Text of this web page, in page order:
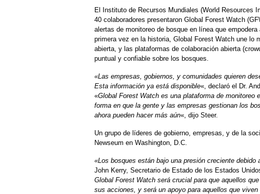
El Instituto de Recursos Mundiales (World Resources
40 colaboradores presentaron Global Forest Watch
alertas de monitoreo de bosque en línea que
primera vez en la historia, Global Forest Watch une
abierta, y las plataformas de colaboración abierta
puntual y confiable sobre los bosques.
«Las empresas, gobiernos, y comunidades quieren
Esta información ya está disponible«, declaró el Dr.
«Global Forest Watch es una plataforma de monitoreo
forma en que la gente y las empresas gestionan los
ahora pueden hacer más aún«, dijo Steer.
Un grupo de líderes de gobierno, empresas, y de la
Newseum en Washington, D.C.
«Los bosques están bajo una presión creciente
John Kerry, Secretario de Estado de los Estados
Global Forest Watch será crucial para que aquellos
sus acciones, y será un apoyo para aquellos que